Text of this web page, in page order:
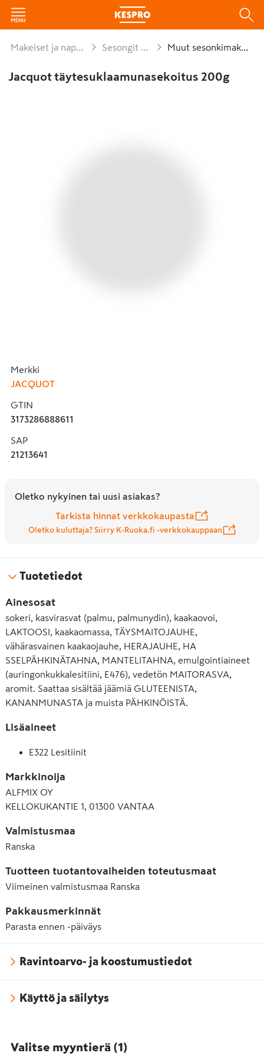
Makeiset ja naposteltavat Sesongit ja lahjat Muut sesonkimakeiset
Jacquot täytesuklaamunasekoitus 200g
Merkki
JACQUOT
GTIN
3173286888611
SAP
21213641
Oletko nykyinen tai uusi asiakas?
Tarkista hinnat verkkokaupasta
Oletko kuluttaja? Siirry K-Ruoka.fi -verkkokauppaan
Tuotetiedot
Ainesosat
sokeri, kasvirasvat (palmu, palmunydin), kaakaovoi,
LAKTOOSI, kaakaomassa, TÄYSMAITOJAUHE,
vähärasvainen kaakaojauhe, HERAJAUHE, HA
SSELPÄHKINÄTAHNA, MANTELITAHNA, emulgointiaineet
(auringonkukkalesitiini, E476), vedetön MAITORASVA,
aromit. Saattaa sisältää jäämiä GLUTEENISTA,
KANANMUNASTA ja muista PÄHKINÖISTÄ.
Lisäaineet
E322 Lesitiinit
Markkinoija
ALFMIX OY
KELLOKUKANTIE 1, 01300 VANTAA
Valmistusmaa
Ranska
Tuotteen tuotantovaiheiden toteutusmaat
Viimeinen valmistusmaa Ranska
Pakkausmerkinnät
Parasta ennen -päiväys
Ravintoarvo- ja koostumustiedot
Käyttö ja säilytys
Valitse myyntierä (1)